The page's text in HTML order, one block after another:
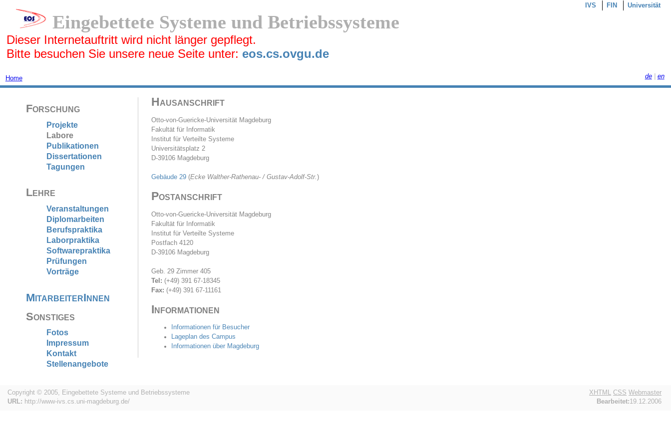
IVS FIN Universität
Eingebettete Systeme und Betriebssysteme
Dieser Internetauftritt wird nicht länger gepflegt.
Bitte besuchen Sie unsere neue Seite unter: eos.cs.ovgu.de
de| en
Home
Forschung
Projekte
Labore
Publikationen
Dissertationen
Tagungen
Lehre
Veranstaltungen
Diplomarbeiten
Berufspraktika
Laborpraktika
Softwarepraktika
Prüfungen
Vorträge
MitarbeiterInnen
Sonstiges
Fotos
Impressum
Kontakt
Stellenangebote
Hausanschrift
Otto-von-Guericke-Universität Magdeburg
Fakultät für Informatik
Institut für Verteilte Systeme
Universitätsplatz 2
D-39106 Magdeburg
Gebäude 29 (Ecke Walther-Rathenau- / Gustav-Adolf-Str.)
Postanschrift
Otto-von-Guericke-Universität Magdeburg
Fakultät für Informatik
Institut für Verteilte Systeme
Postfach 4120
D-39106 Magdeburg
Geb. 29 Zimmer 405
Tel: (+49) 391 67-18345
Fax: (+49) 391 67-11161
Informationen
Informationen für Besucher
Lageplan des Campus
Informationen über Magdeburg
Copyright © 2005, Eingebettete Systeme und Betriebssysteme
URL: http://www-ivs.cs.uni-magdeburg.de/
XHTML CSS Webmaster
Bearbeitet:19.12.2006